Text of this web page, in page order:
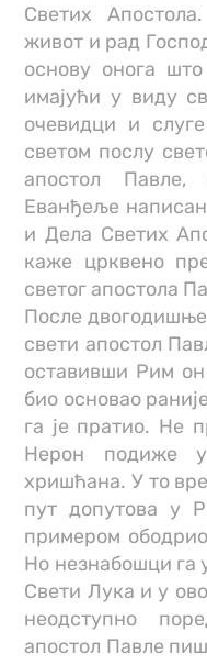
Светих
живот и рад
основу онога
имајући у виду
очевидци и
светом послу
апостол
Еванђеље
и Дела Светих
каже црквено
светог апостола
После
свети апостол
оставивши Рим он
био основао
га је пратио. Не
Нерон подиже
хришћана. У то
пут допутова у
примером
Но незнабошци га
Свети Лука и у
неодступно
апостол Павле